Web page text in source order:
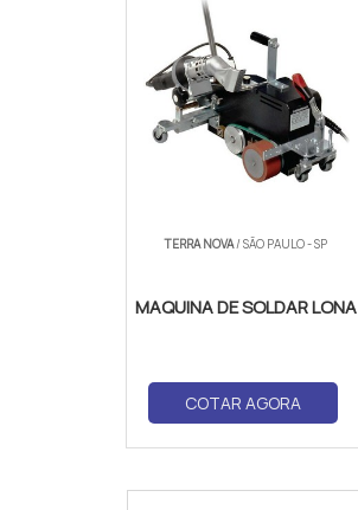
TERRA NOVA/ SÃO PAULO - SP
MAQUINA DE SOLDAR LONA
COTAR AGORA